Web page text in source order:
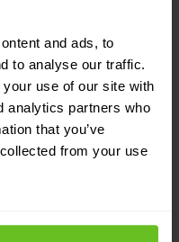
and ads, to
to analyse our traffic.
use of our site with
analytics partners who
that you’ve
from your use
étendues
de données et
automatisées